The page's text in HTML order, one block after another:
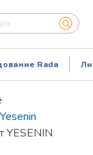
Rada
Yesenin
YESENIN